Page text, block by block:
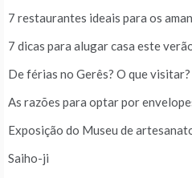
7 restaurantes ideais para os
7 dicas para alugar casa este
De férias no Gerês? O que visitar?
As razões para optar por
Exposição do Museu de
Saiho-ji